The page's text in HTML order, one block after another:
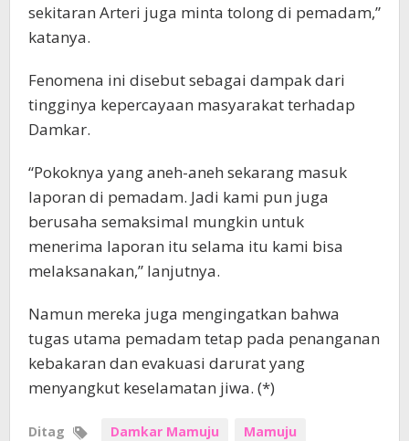
sekitaran Arteri juga minta tolong di pemadam,”
katanya.
Fenomena ini disebut sebagai dampak dari
tingginya kepercayaan masyarakat terhadap
Damkar.
“Pokoknya yang aneh-aneh sekarang masuk
laporan di pemadam. Jadi kami pun juga
berusaha semaksimal mungkin untuk
menerima laporan itu selama itu kami bisa
melaksanakan,” lanjutnya.
Namun mereka juga mengingatkan bahwa
tugas utama pemadam tetap pada penanganan
kebakaran dan evakuasi darurat yang
menyangkut keselamatan jiwa. (*)
Ditag Damkar Mamuju Mamuju